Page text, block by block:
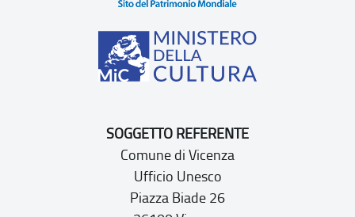
SOGGETTO REFERENTE
Comune di Vicenza
Ufficio Unesco
Piazza Biade 26